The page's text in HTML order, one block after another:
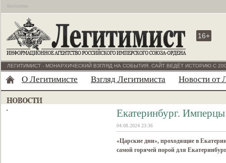
Бесплатно
16+
ЛЕГИТИМИСТ - МОНАРХИЧЕСКИЙ ВЗГЛЯД НА СОБЫТИЯ. САЙТ ВЕДЁТ ИСТОРИЮ С
О Легитимисте Взгляд Легитимиста Новости от
Екатеринбург.
04.08.2024 23:36
«Царские дни», проходящие в
самой горячей порой для